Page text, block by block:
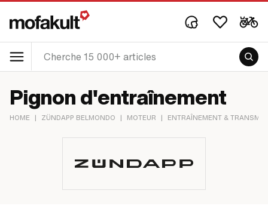
Pignon d'entraînement
HOME | ZÜNDAPP BELMONDO | MOTEUR | ENTRAÎNEMENT &